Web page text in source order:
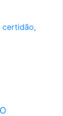
certidão,